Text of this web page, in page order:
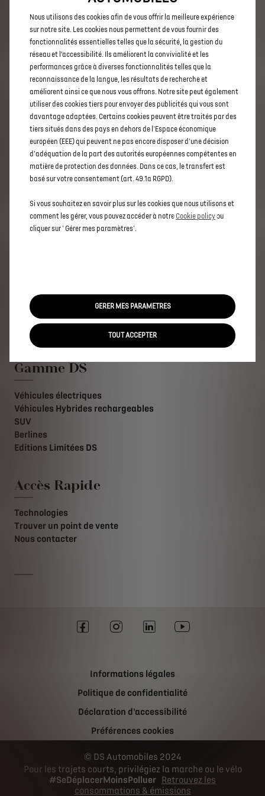
LES DIMENSIONS
Votre véhicule mesure une longueur de 4593 mm, une
largeur de 1891 mm avec rétros extérieurs repliés, et
une hauteur de 1637 mm. Le SUV hybride offre un
volume de coffre spacieux avec 555L. Votre véhicule
dispose aussi de nombreux espaces de rangement pour
plus de praticité et de confort.
LES ÉQUIPEMENTS
sécurité, votre SUV dispose d’une série d’équipements
en fonction de la version choisie : l’accès et le
démarrage Mains libres, le Pack Advanced Safety, le
freinage d’urgence automatique, le nouveau système
Gamme DS
Véhicules électriques
Véhicules Hybrides rechargeables
SUV
Berlines
Editions Limitées DS
Accès Rapide
Technologies
Trouver un point de vente
Nous contacter
Informations légales
Politique de confidentialité
Déclaration d'accessibilité
Préférences cookies
DS Automobiles 2024
Pour les trajets courts, privilégiez la marche ou le vélo
#SeDéplacerMoinsPolluer Retrouvez les
consommations & émissions
Nous utilisons des cookies afin de vous offrir la meilleure expérience
sur notre site. Les cookies nous permettent de vous fournir des
fonctionnalités essentielles telles que la sécurité, la gestion du
réseau et l’accessibilité. Ils améliorent la convivialité et les
performances grâce à diverses fonctionnalités telles que la
reconnaissance de la langue, les résultats de recherche et
améliorent ainsi ce que nous vous offrons. Notre site peut également
utiliser des cookies tiers pour envoyer des publicités qui vous sont
davantage adaptées. Certains cookies peuvent être traités par des
tiers situés dans des pays en dehors de l'Espace économique
européen (EEE) qui peuvent ne pas encore disposer d'une décision
d'adéquation de la part des autorités européennes compétentes en
matière de protection des données. Dans ce cas, le transfert est
basé sur votre consentement (art. 49.1a RGPD).
Si vous souhaitez en savoir plus sur les cookies que nous utilisons et
comment les gérer, vous pouvez accéder à notre Cookie policyou
cliquer sur ' Gérer mes paramètres'.
GERER MES PARAMETRES
TOUT ACCEPTER